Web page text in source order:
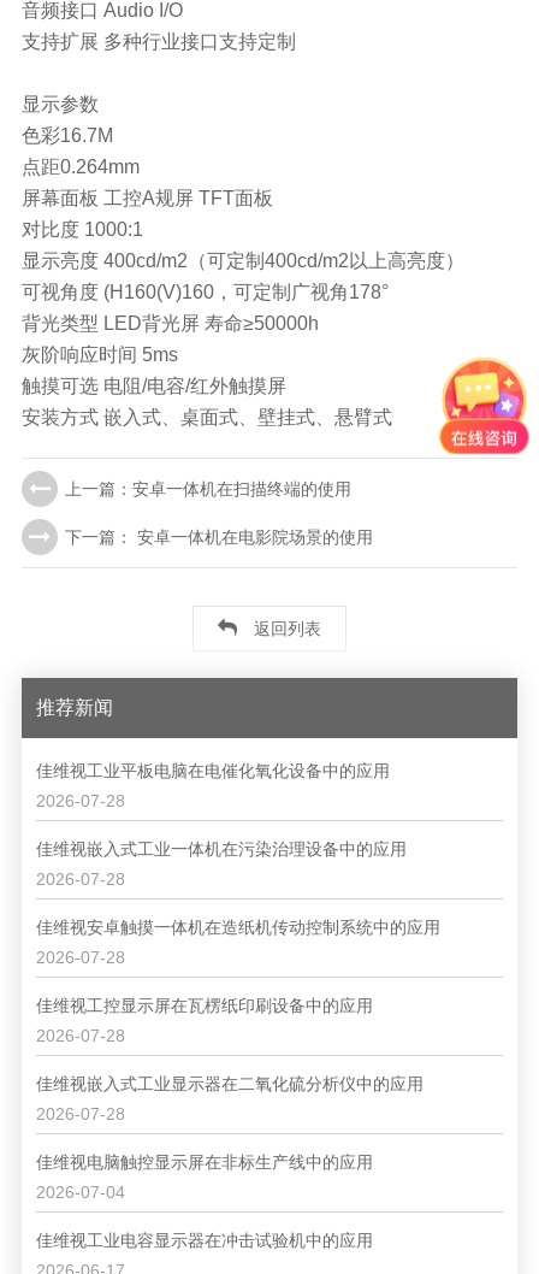
音频接口 Audio I/O
支持扩展 多种行业接口支持定制
显示参数
色彩16.7M
点距0.264mm
屏幕面板 工控A规屏 TFT面板
对比度 1000:1
显示亮度 400cd/m2（可定制400cd/m2以上高亮度）
可视角度 (H160(V)160，可定制广视角178°
背光类型 LED背光屏 寿命≥50000h
灰阶响应时间 5ms
触摸可选 电阻/电容/红外触摸屏
安装方式 嵌入式、桌面式、壁挂式、悬臂式
上一篇：安卓一体机在扫描终端的使用
下一篇： 安卓一体机在电影院场景的使用
返回列表
推荐新闻
佳维视工业平板电脑在电催化氧化设备中的应用
2026-07-28
佳维视嵌入式工业一体机在污染治理设备中的应用
2026-07-28
佳维视安卓触摸一体机在造纸机传动控制系统中的应用
2026-07-28
佳维视工控显示屏在瓦楞纸印刷设备中的应用
2026-07-28
佳维视嵌入式工业显示器在二氧化硫分析仪中的应用
2026-07-28
佳维视电脑触控显示屏在非标生产线中的应用
2026-07-04
佳维视工业电容显示器在冲击试验机中的应用